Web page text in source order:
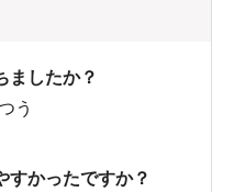
ましたか？
う
すかったですか？